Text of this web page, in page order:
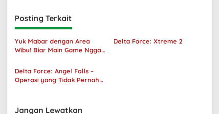
Posting Terkait
Yuk Mabar dengan Area
Wibu! Biar Main Game Nggak
Delta Force: Xtreme 2
Delta Force: Angel Falls –
Operasi yang Tidak Pernah
Jangan Lewatkan